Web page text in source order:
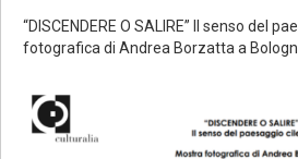
“DISCENDERE O SALIRE” Il senso del
fotografica di Andrea Borzatta a